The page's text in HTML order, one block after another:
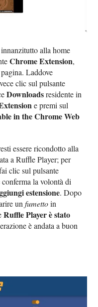
alla home
Chrome Extension,
Laddove
clic sul pulsante
Downloadsresidente in
e premi sul
in the Chrome Web
essere ricondotto alla
a Ruffle Player; per
clic sul pulsante
la volontà di
estensione. Dopo
unfumettoin
Ruffle Player è stato
è andata a buon